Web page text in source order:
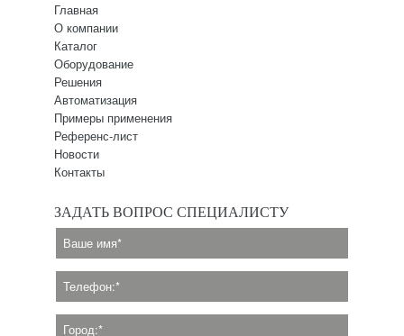
Главная
О компании
Каталог
Оборудование
Решения
Автоматизация
Примеры применения
Референс-лист
Новости
Контакты
ЗАДАТЬ ВОПРОС СПЕЦИАЛИСТУ